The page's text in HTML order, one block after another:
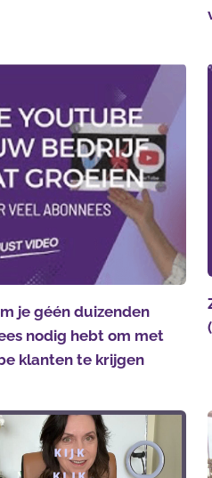
je géén duizenden
nodig hebt om met
klanten te krijgen